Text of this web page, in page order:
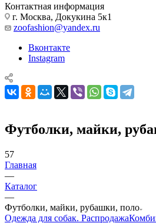
Контактная информация
г. Москва, Докукина 5к1
zoofashion@yandex.ru
Вконтакте
Instagram
Футболки, майки,
57
Главная
—
Каталог
—
Футболки, майки, рубашки, поло
Одежда для собак. Распродажа